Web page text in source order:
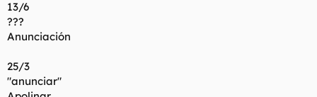
13/6
???
Anunciación
25/3
"anunciar"